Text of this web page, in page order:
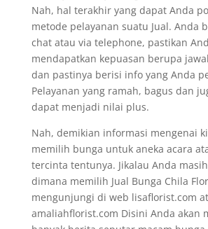
Nah, hal terakhir yang dapat Anda
metode pelayanan suatu Jual. Anda
chat atau via telephone, pastikan
mendapatkan kepuasan berupa
dan pastinya berisi info yang Anda
Pelayanan yang ramah, bagus dan
dapat menjadi nilai plus.
Nah, demikian informasi mengenai
memilih bunga untuk aneka acara
tercinta tentunya. Jikalau Anda
dimana memilih Jual Bunga Chila
mengunjungi di web lisaflorist.com
amaliahflorist.com Disini Anda akan